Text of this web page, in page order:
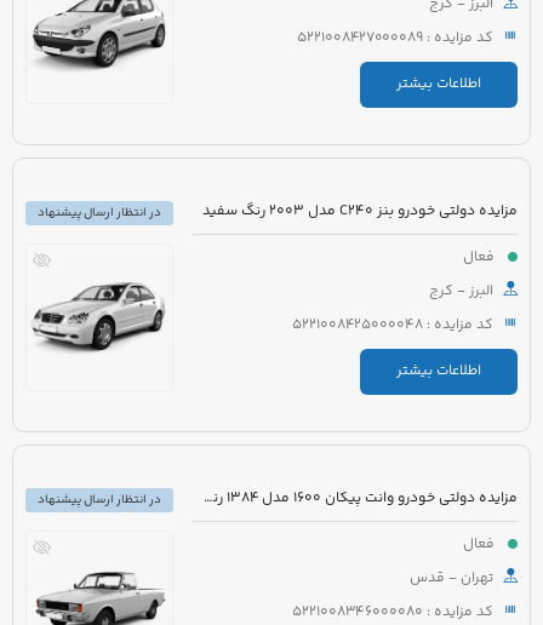
کد مزایده : 5221008427000089
اطلاعات بیشتر
مزایده دولتی خودرو بنز C240 مدل 2003 رنگ سفید
فعال
البرز - کرج
کد مزایده : 5221008425000048
اطلاعات بیشتر
در انتظار ارسال پیشنهاد
مزایده دولتی خودرو وانت پیکان 1600 مدل 1384 رنگ سفید روغنی
فعال
تهران - قدس
کد مزایده : 5221008346000080
در انتظار ارسال پیشنهاد